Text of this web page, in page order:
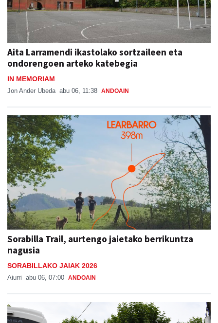
Aita Larramendi ikastolako sortzaileen eta
ondorengoen arteko katebegia
IN MEMORIAM
Jon Ander Ubeda abu 06, 11:38 ANDOAIN
Sorabilla Trail, aurtengo jaietako berrikuntza
nagusia
SORABILLAKO JAIAK 2026
Aiurri abu 06, 07:00 ANDOAIN